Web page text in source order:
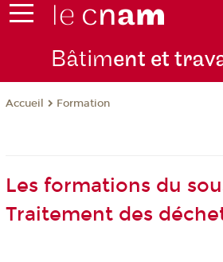
Bâtiment et
Accueil Formation
Les formations du
Traitement des